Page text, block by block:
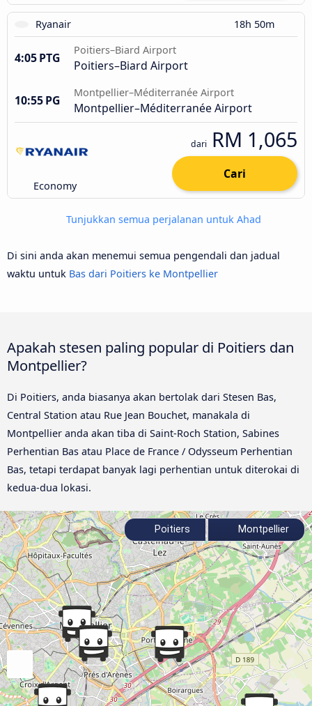
Ryanair 18h 50m
4:05 PTG
Poitiers–Biard Airport
Poitiers–Biard Airport
10:55 PG
Montpellier–Méditerranée Airport
Montpellier–Méditerranée Airport
Economy
dari RM 1,065
Cari
Tunjukkan semua perjalanan untuk Ahad
Di sini anda akan menemui semua pengendali dan jadual
waktu untuk Bas dari Poitiers ke Montpellier
Apakah stesen paling popular di Poitiers dan
Montpellier?
Di Poitiers, anda biasanya akan bertolak dari Stesen Bas,
Central Station atau Rue Jean Bouchet, manakala di
Montpellier anda akan tiba di Saint-Roch Station, Sabines
Perhentian Bas atau Place de France / Odysseum Perhentian
Bas, tetapi terdapat banyak lagi perhentian untuk diterokai di
kedua-dua lokasi.
Poitiers Montpellier